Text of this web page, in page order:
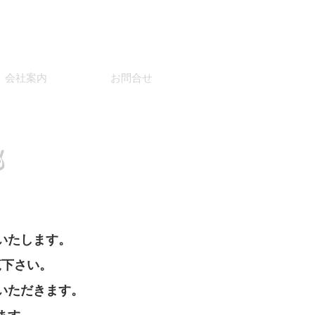
会社案内 お問合せ
します。
さい。
だきます。